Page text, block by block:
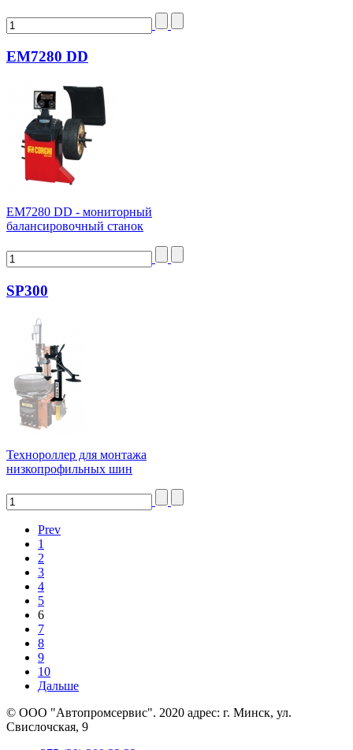
EM7280 DD
ЕМ7280 DD - мониторный
балансировочный станок
SP300
Технороллер для монтажа
низкопрофильных шин
Prev
1
2
3
4
5
6
7
8
9
10
Дальше
© ООО "Автопромсервис". 2020 адрес: г. Минск, ул.
Свислочская, 9